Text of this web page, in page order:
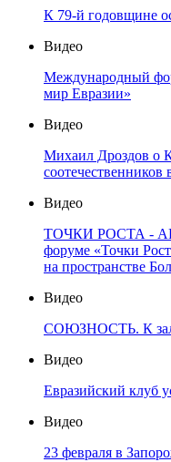
К 79-й годовщине
Видео
Международный
мир Евразии»
Видео
Михаил Дроздов о
Видео
ТОЧКИ РОСТА -
форуме «Точки
на пространстве
Видео
СОЮЗНОСТЬ. К
Видео
Евразийский клуб
Видео
23 февраля в